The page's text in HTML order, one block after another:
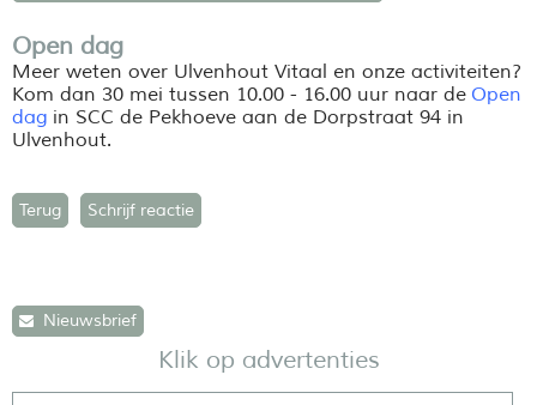
Open dag
Meer weten over Ulvenhout Vitaal en onze activiteiten?
Kom dan 30 mei tussen 10.00 - 16.00 uur naar de Open
dag in SCC de Pekhoeve aan de Dorpstraat 94 in
Ulvenhout.
Terug Schrijf reactie
Nieuwsbrief
Klik op advertenties